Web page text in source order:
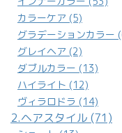
ダブルカラー (13)
ハイライト (12)
ヴィラロドラ (14)
2.ヘアスタイル (71)
ショート (13)
パーマ (16)
ヘアアレンジ (18)
ボブ (10)